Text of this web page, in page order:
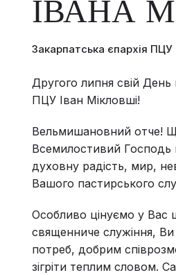
ІВАНА
Закарпатська єпархія ПЦУ
Другого липня свій День
ПЦУ Іван Мікловші!
Вельмишановний отче!
Всемилостивий Господь
духовну радість, мир,
Вашого пастирського
Особливо цінуємо у Вас
священниче служіння,
потреб, добрим
зігріти теплим словом.